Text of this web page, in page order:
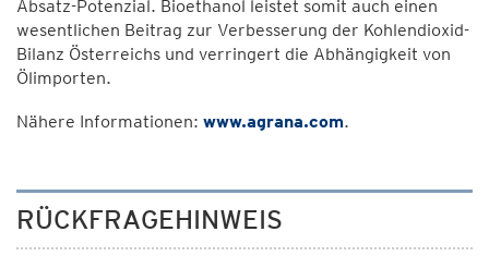
Absatz-Potenzial. Bioethanol leistet somit auch einen
wesentlichen Beitrag zur Verbesserung der Kohlendioxid-
Bilanz Österreichs und verringert die Abhängigkeit von
Ölimporten.
Nähere Informationen: www.agrana.com.
RÜCKFRAGEHINWEIS